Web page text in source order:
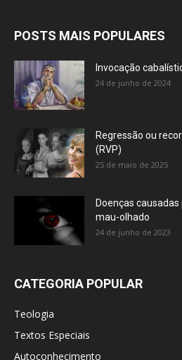
POSTS MAIS POPULARES
Invocação
24 de junho de 2024
Regressão ou
(RVP)
25 de maio de 2025
Doenças
mau-olhado
24 de junho de 2023
CATEGORIA POPULAR
Teologia
Textos Especiais
Autoconhecimento